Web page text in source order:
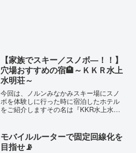
【家族でスキー／スノボ―！！】
穴場おすすめの宿🏨～ＫＫＲ水上
水明荘～
今回は、ノルンみなかみスキー場にスノ
ボを体験しに行った時に宿泊したホテル
をご紹介しますその名は『KKR水上水明
あるの？JR上越線水上駅から車で北へ5
分ほどのところ線路と...
モバイルルーターで固定回線化を
目指せ📡